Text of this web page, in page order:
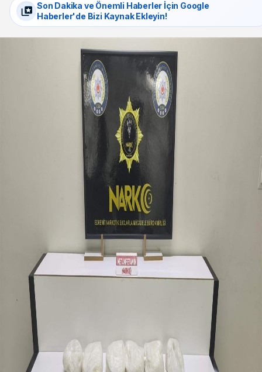
Son Dakika ve Önemli Haberler İçin Google
Haberler'de Bizi Kaynak Ekleyin!